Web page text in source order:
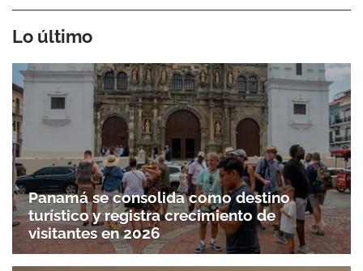
Lo último
Panamá se consolida como destino
turístico y registra crecimiento de
visitantes en 2026